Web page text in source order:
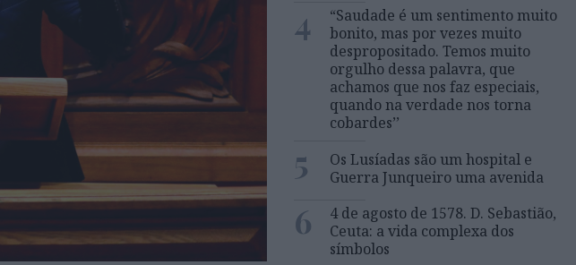
4
“Saudade é um sentimento muito
bonito, mas por vezes muito
despropositado. Temos muito
orgulho dessa palavra, que
achamos que nos faz especiais,
quando na verdade nos torna
cobardes’’
5
Os Lusíadas são um hospital e
Guerra Junqueiro uma avenida
6
4 de agosto de 1578. D. Sebastião,
Ceuta: a vida complexa dos
símbolos